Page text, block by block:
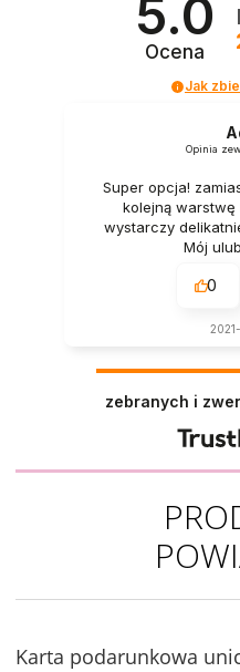
5.0
Ocena
Jak
Opinia
Super opcja!
kolejną
wystarczy
Mój
0
zebranych i
Karta podarunkowa